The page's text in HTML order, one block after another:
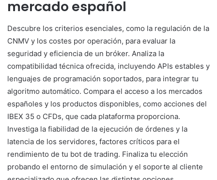
mercado español
Descubre los criterios esenciales, como la regulación de la
CNMV y los costes por operación, para evaluar la
seguridad y eficiencia de un bróker. Analiza la
compatibilidad técnica ofrecida, incluyendo APIs estables y
lenguajes de programación soportados, para integrar tu
algoritmo automático. Compara el acceso a los mercados
españoles y los productos disponibles, como acciones del
IBEX 35 o CFDs, que cada plataforma proporciona.
Investiga la fiabilidad de la ejecución de órdenes y la
latencia de los servidores, factores críticos para el
rendimiento de tu bot de trading. Finaliza tu elección
probando el entorno de simulación y el soporte al cliente